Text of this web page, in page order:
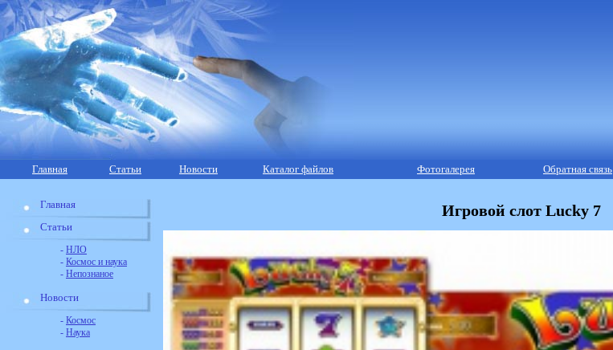
Главная Статьи Новости Каталог файлов Фотогалерея Обратная связь
Главная
Статьи
- НЛО
- Космос и наука
- Непознаное
Новости
- Космос
- Наука
Игровой слот Lucky 7